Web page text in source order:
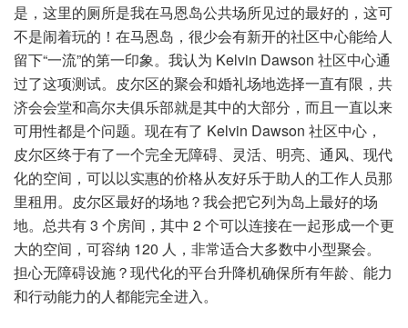
是，这里的厕所是我在马恩岛公共场所见过的最好的，这可
不是闹着玩的！在马恩岛，很少会有新开的社区中心能给人
留下“一流”的第一印象。我认为 Kelvin Dawson 社区中心通
过了这项测试。皮尔区的聚会和婚礼场地选择一直有限，共
济会会堂和高尔夫俱乐部就是其中的大部分，而且一直以来
可用性都是个问题。现在有了 Kelvin Dawson 社区中心，
皮尔区终于有了一个完全无障碍、灵活、明亮、通风、现代
化的空间，可以以实惠的价格从友好乐于助人的工作人员那
里租用。皮尔区最好的场地？我会把它列为岛上最好的场
地。总共有 3 个房间，其中 2 个可以连接在一起形成一个更
大的空间，可容纳 120 人，非常适合大多数中小型聚会。
担心无障碍设施？现代化的平台升降机确保所有年龄、能力
和行动能力的人都能完全进入。